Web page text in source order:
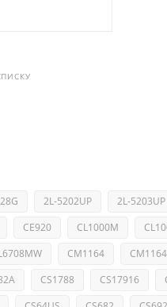
2L-5202UP 2L-5203UP
CE920 CL1000M
CM1164
CS1788 CS17916